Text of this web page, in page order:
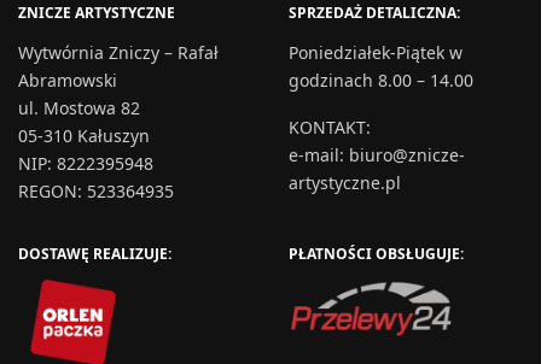
ZNICZE ARTYSTYCZNE
Wytwórnia Zniczy – Rafał
Abramowski
ul. Mostowa 82
05-310 Kałuszyn
NIP: 8222395948
REGON: 523364935
SPRZEDAŻ DETALICZNA:
Poniedziałek-Piątek w
godzinach 8.00 – 14.00
KONTAKT:
e-mail: biuro@znicze-
artystyczne.pl
DOSTAWĘ REALIZUJE: PŁATNOŚCI OBSŁUGUJE: